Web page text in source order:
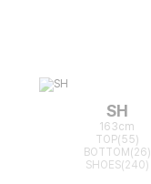
SH
163cm
TOP(55)
BOTTOM(26)
SHOES(240)